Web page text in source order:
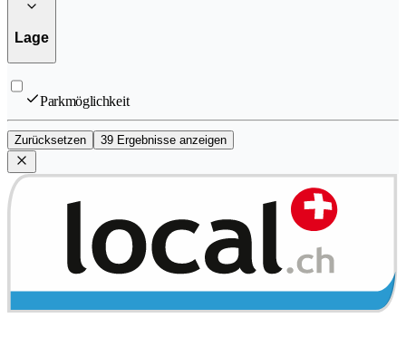
Lage
Parkmöglichkeit
Zurücksetzen 39 Ergebnisse anzeigen